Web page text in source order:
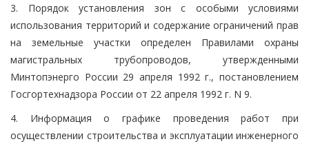
3. Порядок установления зон с особыми условиями
использования территорий и содержание ограничений прав
на земельные участки определен Правилами охраны
магистральных трубопроводов, утвержденными
Минтопэнерго России 29 апреля 1992 г., постановлением
Госгортехнадзора России от 22 апреля 1992 г. N 9.
4. Информация о графике проведения работ при
осуществлении строительства и эксплуатации инженерного